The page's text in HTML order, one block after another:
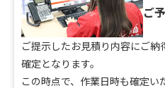
ご
ご提示したお見積り内容にご
確定となります。
この時点で、作業日時も確定い